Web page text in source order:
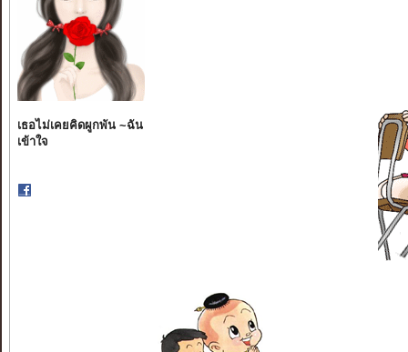
เธอไม่เคยคิดผูกพัน ~ฉัน
เข้าใจ